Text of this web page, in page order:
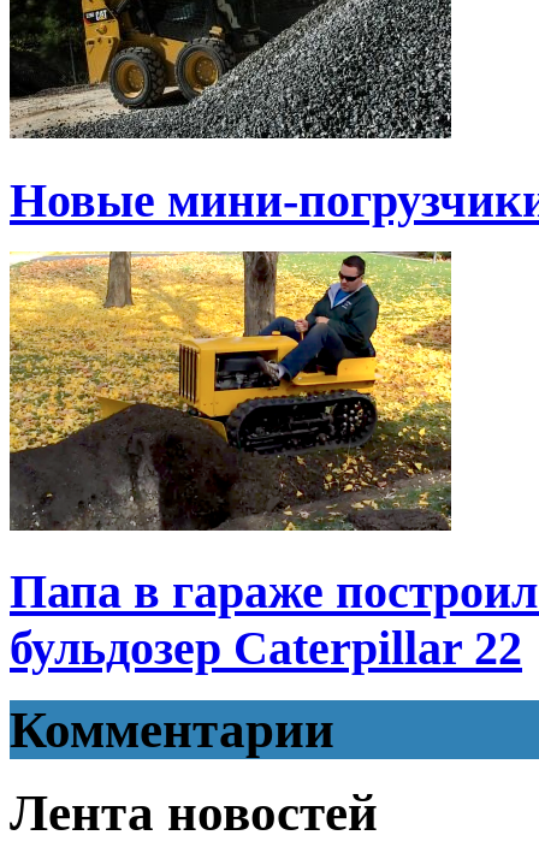
Новые мини-
Папа в гараже
бульдозер Caterpillar 22
Комментарии
Лента новостей